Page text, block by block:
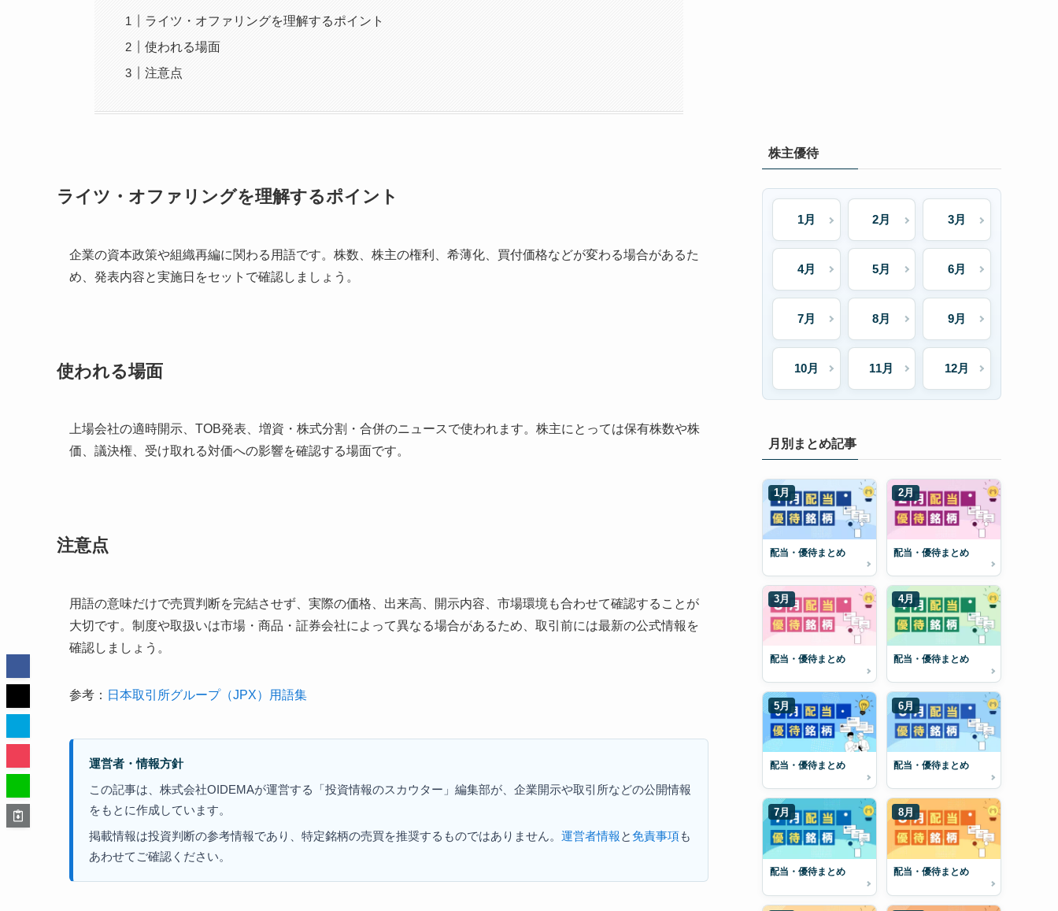
ライツ・オファリングを理解するポイント
使われる場面
注意点
ライツ・オファリングを理解するポイント
企業の資本政策や組織再編に関わる用語です。株数、株主の権利、希薄化、買付価格などが変わる場合があるた
め、発表内容と実施日をセットで確認しましょう。
使われる場面
上場会社の適時開示、TOB発表、増資・株式分割・合併のニュースで使われます。株主にとっては保有株数や株
価、議決権、受け取れる対価への影響を確認する場面です。
注意点
用語の意味だけで売買判断を完結させず、実際の価格、出来高、開示内容、市場環境も合わせて確認することが
大切です。制度や取扱いは市場・商品・証券会社によって異なる場合があるため、取引前には最新の公式情報を
確認しましょう。
参考： 日本取引所グループ（JPX）用語集
運営者・情報方針
この記事は、株式会社OIDEMAが運営する「投資情報のスカウター」編集部が、企業開示や取引所などの公開情報
をもとに作成しています。
掲載情報は投資判断の参考情報であり、特定銘柄の売買を推奨するものではありません。 運営者情報と免責事項も
あわせてご確認ください。
株主優待
1月 2月 3月
4月 5月 6月
7月 8月 9月
10月 11月 12月
月別まとめ記事
1月
配当・優待まとめ
2月
配当・優待まとめ
3月
配当・優待まとめ
4月
配当・優待まとめ
5月
配当・優待まとめ
6月
配当・優待まとめ
7月
配当・優待まとめ
8月
配当・優待まとめ